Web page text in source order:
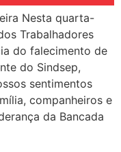
Nesta quarta-
Trabalhadores
do falecimento de
do Sindsep,
sentimentos
companheiros e
da Bancada